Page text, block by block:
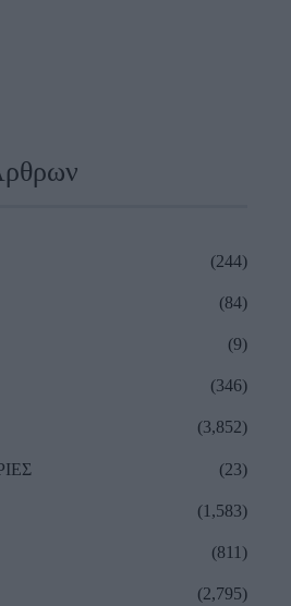
(244)
(84)
(9)
(346)
(3,852)
(23)
(1,583)
(811)
(2,795)